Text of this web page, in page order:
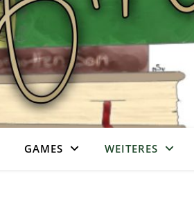
GAMES WEITERES